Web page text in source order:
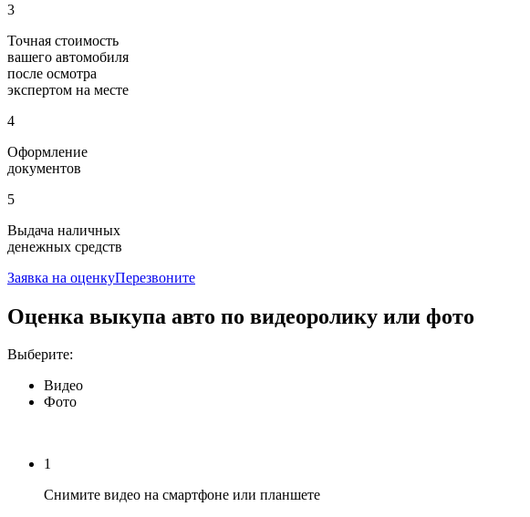
3
Точная стоимость
вашего автомобиля
после осмотра
экспертом на месте
4
Оформление
документов
5
Выдача наличных
денежных средств
Заявка на оценкуПерезвоните
Оценка выкупа авто по видеоролику или фото
Выберите:
Видео
Фото
1
Снимите видео на смартфоне или планшете